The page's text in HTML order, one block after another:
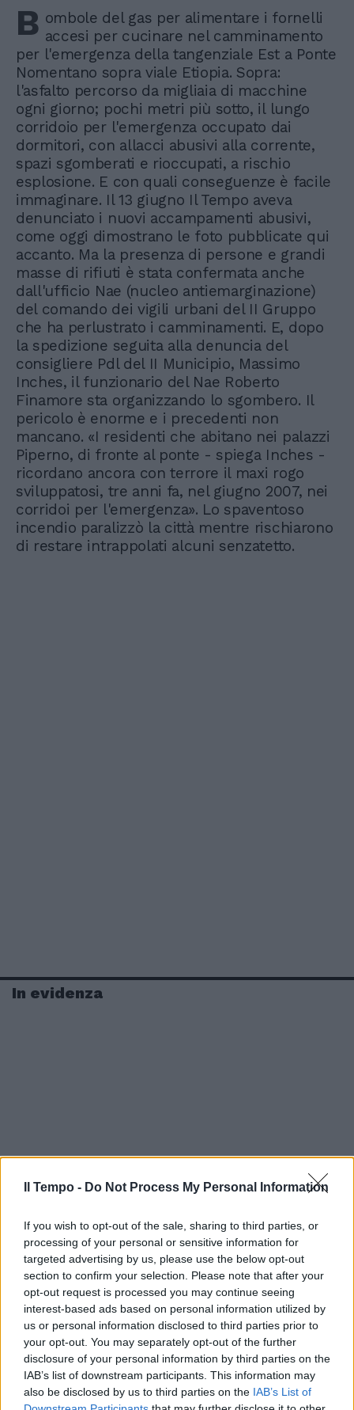
Il Tempo - Do Not Process My Personal Information
If you wish to opt-out of the sale, sharing to third parties, or
processing of your personal or sensitive information for
targeted advertising by us, please use the below opt-out
section to confirm your selection. Please note that after your
opt-out request is processed you may continue seeing
interest-based ads based on personal information utilized by
us or personal information disclosed to third parties prior to
your opt-out. You may separately opt-out of the further
disclosure of your personal information by third parties on the
IAB’s list of downstream participants. This information may
also be disclosed by us to third parties on the IAB’s List of
B ombole del gas per alimentare i fornelli
accesi per cucinare nel camminamento
per l'emergenza della tangenziale Est a Ponte
Nomentano sopra viale Etiopia. Sopra:
l'asfalto percorso da migliaia di macchine
ogni giorno; pochi metri più sotto, il lungo
corridoio per l'emergenza occupato dai
dormitori, con allacci abusivi alla corrente,
spazi sgomberati e rioccupati, a rischio
esplosione. E con quali conseguenze è facile
immaginare. Il 13 giugno Il Tempo aveva
denunciato i nuovi accampamenti abusivi,
come oggi dimostrano le foto pubblicate qui
accanto. Ma la presenza di persone e grandi
masse di rifiuti è stata confermata anche
dall'ufficio Nae (nucleo antiemarginazione)
del comando dei vigili urbani del II Gruppo
che ha perlustrato i camminamenti. E, dopo
la spedizione seguita alla denuncia del
consigliere Pdl del II Municipio, Massimo
Inches, il funzionario del Nae Roberto
Finamore sta organizzando lo sgombero. Il
pericolo è enorme e i precedenti non
mancano. «I residenti che abitano nei palazzi
Piperno, di fronte al ponte - spiega Inches -
ricordano ancora con terrore il maxi rogo
sviluppatosi, tre anni fa, nel giugno 2007, nei
corridoi per l'emergenza». Lo spaventoso
incendio paralizzò la città mentre rischiarono
di restare intrappolati alcuni senzatetto.
In evidenza